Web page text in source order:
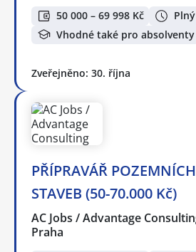
50 000 – 69 998 Kč
Vhodné také pro absolventy
Zveřejněno: 30. října
PŘÍPRAVÁŘ POZEMNÍCH
STAVEB (50-70.000 Kč)
AC Jobs / Advantage
Praha